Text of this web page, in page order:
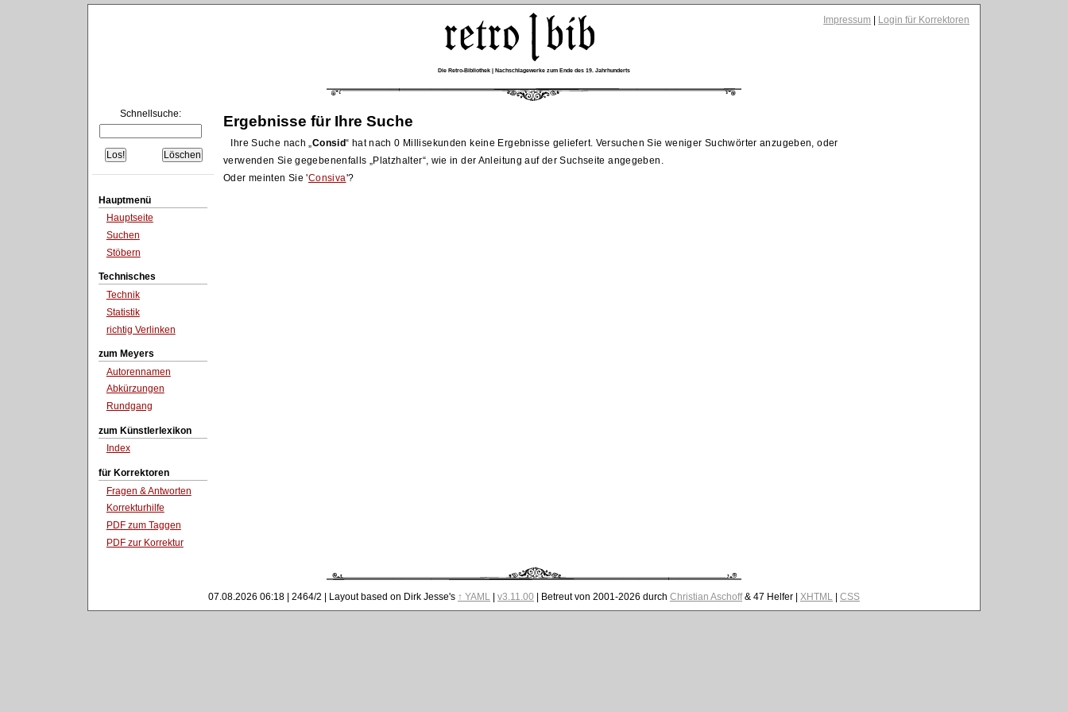
Impressum Login für Korrektoren
Die Retro-Bibliothek | Nachschlagewerke zum Ende des 19. Jahrhunderts
Schnellsuche:
Hauptmenü
Hauptseite
Suchen
Stöbern
Technisches
Technik
Statistik
richtig Verlinken
zum Meyers
Autorennamen
Abkürzungen
Rundgang
zum Künstlerlexikon
Index
für Korrektoren
Fragen & Antworten
Korrekturhilfe
PDF zum Taggen
PDF zur Korrektur
Ergebnisse für Ihre Suche
Ihre Suche nach Consid
hat nach 0 Millisekunden keine Ergebnisse geliefert. Versuchen Sie weniger Suchwörter anzugeben, oder
verwenden Sie gegebenenfalls
Platzhalter , wie in der Anleitung auf der Suchseite angegeben.
Oder meinten Sie 'Consiva'?
07.08.2026 06:18 | 2464/2 | Layout based on Dirk Jesse's ↑ YAML| v3.11.00 | Betreut von 2001-2026 durch Christian Aschoff& 47 Helfer | XHTML| CSS